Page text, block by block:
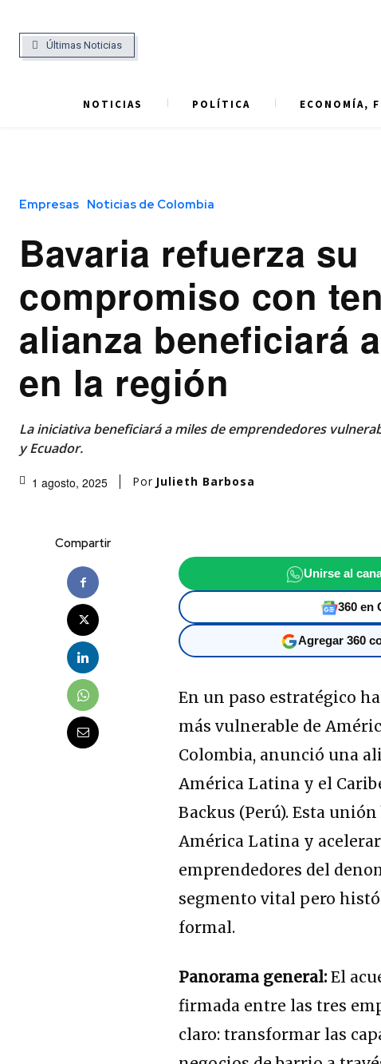
Últimas Noticias
NOTICIAS POLÍTICA ECONOMÍA,
Empresas Noticias de Colombia
Bavaria refuerza su
compromiso con
alianza beneficiará
en la región
La iniciativa beneficiará a miles de emprendedores
y Ecuador.
1 agosto, 2025 Por Julieth Barbosa
Compartir
Unirse al
360 en
Agregar 360
En un paso estratégico
más vulnerable de
Colombia, anunció una
América Latina y el
Backus (Perú). Esta
América Latina y
emprendedores del
segmento vital pero
formal.
Panorama general:El
firmada entre las tres
claro: transformar las